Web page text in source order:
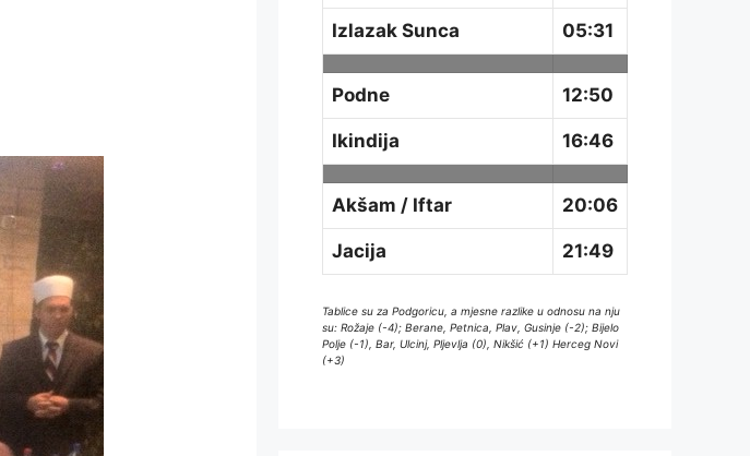
Izlazak Sunca 05:31
Podne 12:50
Ikindija 16:46
Akšam / Iftar 20:06
Jacija 21:49
Tablice su za Podgoricu, a mjesne razlike u odnosu na nju
su: Rožaje (-4); Berane, Petnica, Plav, Gusinje (-2); Bijelo
Polje (-1), Bar, Ulcinj, Pljevlja (0), Nikšić (+1) Herceg Novi
(+3)